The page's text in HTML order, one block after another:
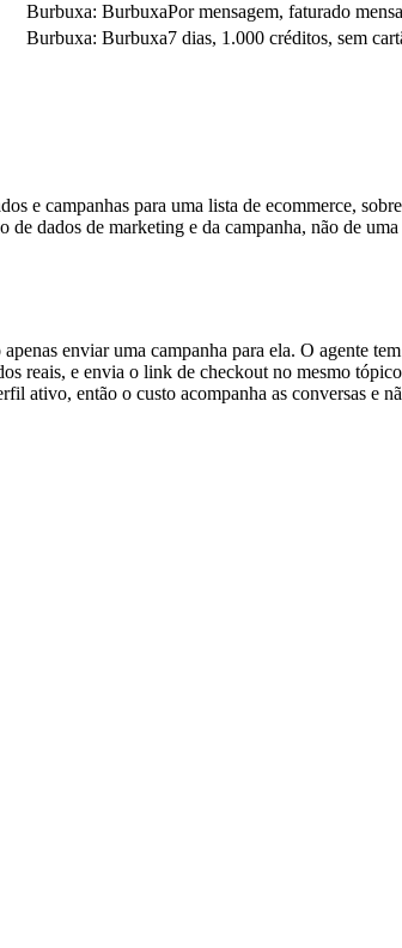
Burbuxa: BurbuxaPor mensagem, faturado
Burbuxa: Burbuxa7 dias, 1.000 créditos, sem
e campanhas para uma lista de ecommerce,
dados de marketing e da campanha, não de
enviar uma campanha para ela. O agente
reais, e envia o link de checkout no mesmo
ativo, então o custo acompanha as conversas e